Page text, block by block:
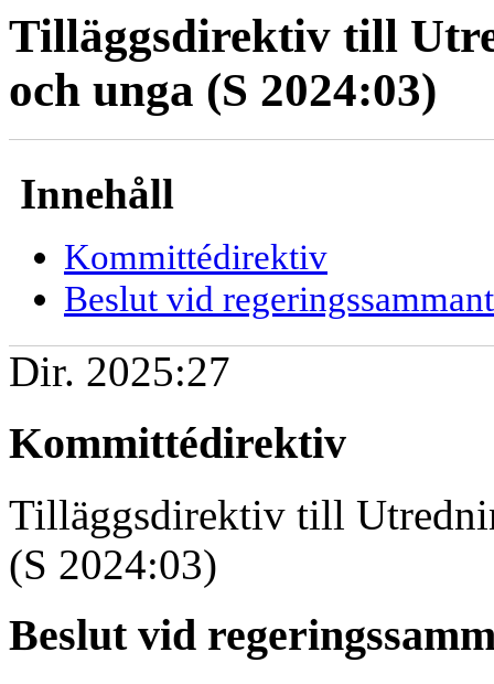
Tilläggsdirektiv till
och unga (S 2024:03)
Innehåll
Kommittédirektiv
Beslut vid
Dir. 2025:27
Kommittédirektiv
Tilläggsdirektiv till
(S 2024:03)
Beslut vid